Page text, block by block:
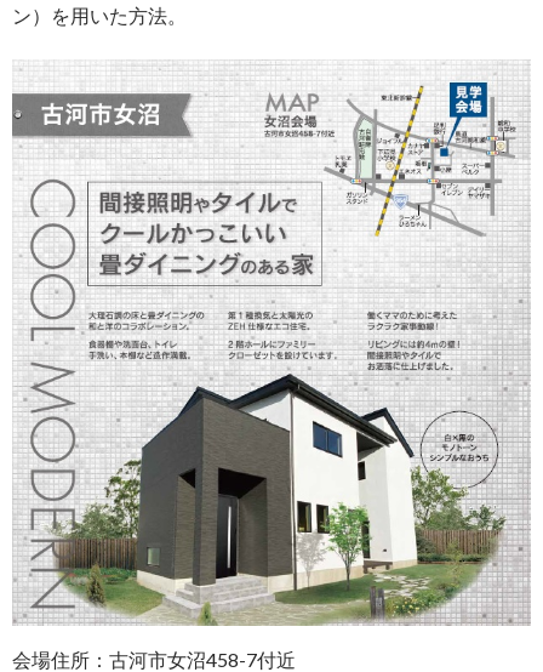
ン）を用いた方法。
会場住所：古河市女沼458-7付近